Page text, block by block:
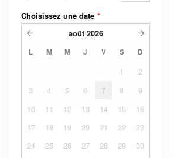
Choisissez une date *
août 2026
L M M J V S D
1
2
3
4 5 6 7 8
9
10
11 12 13 14 15
16
17
18 19 20 21 22
23
24
25 26 27 28 29
30